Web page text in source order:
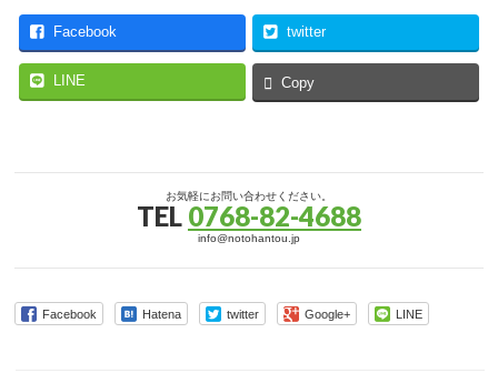
Facebook twitter
LINE Copy
お気軽にお問い合わせください。
TEL 0768-82-4688
info@notohantou.jp
Facebook Hatena twitter Google+ LINE